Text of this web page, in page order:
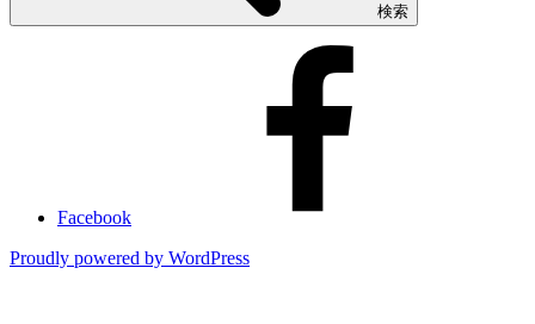
検索
Facebook
Proudly powered by WordPress